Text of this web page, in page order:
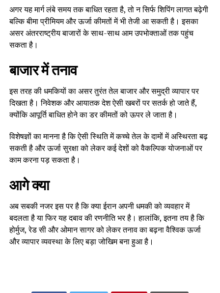
अगर यह मार्ग लंबे समय तक बाधित रहता है, तो न सिर्फ शिपिंग लागत बढ़ेगी
बल्कि बीमा प्रीमियम और ऊर्जा कीमतों में भी तेजी आ सकती है। इसका
असर अंतरराष्ट्रीय बाजारों के साथ-साथ आम उपभोक्ताओं तक पहुंच
सकता है।
बाजार में तनाव
इस तरह की धमकियों का असर तुरंत तेल बाजार और समुद्री व्यापार पर
दिखता है। निवेशक और आयातक देश ऐसी खबरों पर सतर्क हो जाते हैं,
क्योंकि आपूर्ति बाधित होने का डर कीमतों को ऊपर ले जाता है।
विशेषज्ञों का मानना है कि ऐसी स्थिति में कच्चे तेल के दामों में अस्थिरता बढ़
सकती है और ऊर्जा सुरक्षा को लेकर कई देशों को वैकल्पिक योजनाओं पर
काम करना पड़ सकता है।
आगे क्या
अब सबकी नजर इस पर है कि क्या ईरान अपनी धमकी को व्यवहार में
बदलता है या फिर यह दबाव की रणनीति भर है। हालांकि, इतना तय है कि
होर्मुज, रेड सी और ओमान सागर को लेकर तनाव का बढ़ना वैश्विक ऊर्जा
और व्यापार व्यवस्था के लिए बड़ा जोखिम बना हुआ है।